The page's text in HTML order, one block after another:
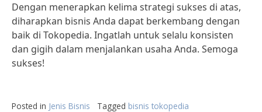
Dengan menerapkan kelima strategi sukses di atas,
diharapkan bisnis Anda dapat berkembang dengan
baik di Tokopedia. Ingatlah untuk selalu konsisten
dan gigih dalam menjalankan usaha Anda. Semoga
sukses!
Posted in Jenis Bisnis Tagged bisnis tokopedia